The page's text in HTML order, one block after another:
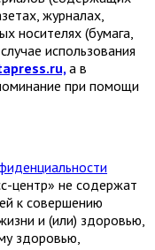
журналах,
носителях (бумага,
использования
а в
при помощи
центр» не содержат
к совершению
и (или) здоровью,
здоровью,